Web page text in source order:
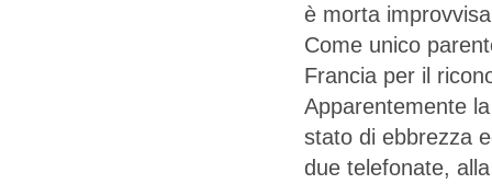
è morta
Come unico
Francia per il
Apparentemente
stato di ebbrezza
due telefonate,